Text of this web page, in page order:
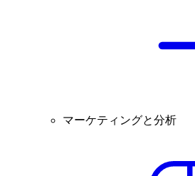
マーケティングと分析